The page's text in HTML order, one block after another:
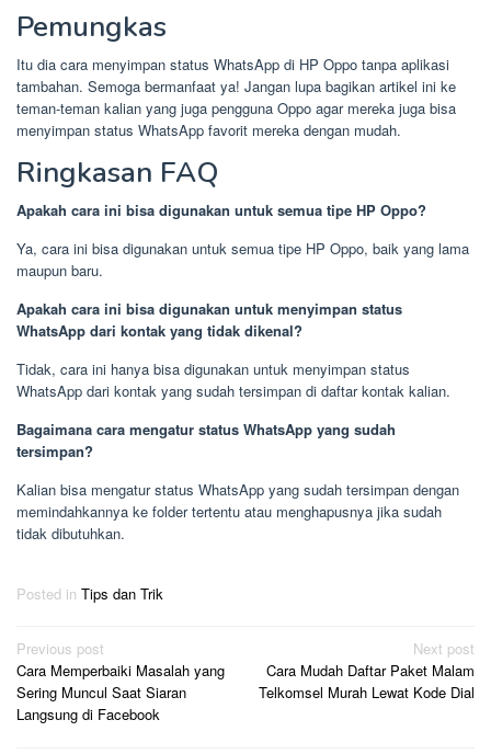
Pemungkas
Itu dia cara menyimpan status WhatsApp di HP Oppo tanpa aplikasi
tambahan. Semoga bermanfaat ya! Jangan lupa bagikan artikel ini ke
teman-teman kalian yang juga pengguna Oppo agar mereka juga bisa
menyimpan status WhatsApp favorit mereka dengan mudah.
Ringkasan FAQ
Apakah cara ini bisa digunakan untuk semua tipe HP Oppo?
Ya, cara ini bisa digunakan untuk semua tipe HP Oppo, baik yang lama
maupun baru.
Apakah cara ini bisa digunakan untuk menyimpan status
WhatsApp dari kontak yang tidak dikenal?
Tidak, cara ini hanya bisa digunakan untuk menyimpan status
WhatsApp dari kontak yang sudah tersimpan di daftar kontak kalian.
Bagaimana cara mengatur status WhatsApp yang sudah
tersimpan?
Kalian bisa mengatur status WhatsApp yang sudah tersimpan dengan
memindahkannya ke folder tertentu atau menghapusnya jika sudah
tidak dibutuhkan.
Posted in Tips dan Trik
Post
navigation
Previous post
Cara Memperbaiki Masalah yang
Sering Muncul Saat Siaran
Langsung di Facebook
Next post
Cara Mudah Daftar Paket Malam
Telkomsel Murah Lewat Kode Dial